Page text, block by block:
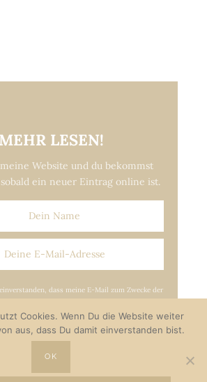
MEHR LESEN!
Website und du bekommst
ein neuer Eintrag online ist.
dass meine E-Mail zum Zwecke der
Cookies. Wenn Du die Website weiter
aus, dass Du damit einverstanden bist.
OK